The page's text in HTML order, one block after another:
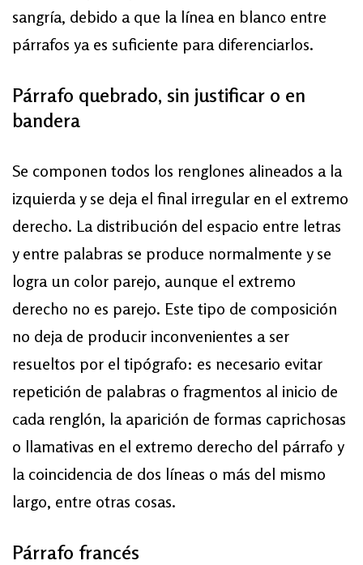
sangría, debido a que la línea en blanco entre
párrafos ya es suficiente para diferenciarlos.
Párrafo quebrado, sin justificar o en
bandera
Se componen todos los renglones alineados a la
izquierda y se deja el final irregular en el extremo
derecho. La distribución del espacio entre letras
y entre palabras se produce normalmente y se
logra un color parejo, aunque el extremo
derecho no es parejo. Este tipo de composición
no deja de producir inconvenientes a ser
resueltos por el tipógrafo: es necesario evitar
repetición de palabras o fragmentos al inicio de
cada renglón, la aparición de formas caprichosas
o llamativas en el extremo derecho del párrafo y
la coincidencia de dos líneas o más del mismo
largo, entre otras cosas.
Párrafo francés